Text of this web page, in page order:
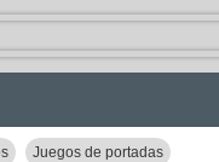
Juegos de portadas